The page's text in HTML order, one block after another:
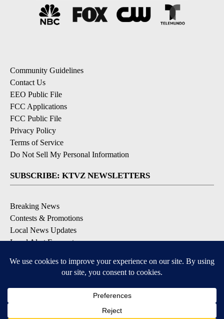
Community Guidelines
Contact Us
EEO Public File
FCC Applications
FCC Public File
Privacy Policy
Terms of Service
Do Not Sell My Personal Information
SUBSCRIBE: KTVZ NEWSLETTERS
Breaking News
Contests & Promotions
Local News Updates
Local Alert Forecast
DOWNLOAD: KTVZ APPS